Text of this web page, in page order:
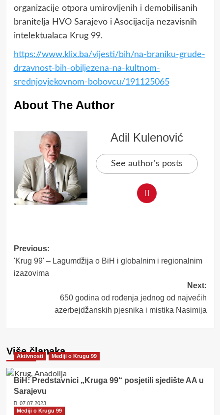
organizacije otpora umirovljenih i demobilisanih
branitelja HVO Sarajevo i Asocijacija nezavisnih
intelektualaca Krug 99.
https://www.klix.ba/vijesti/bih/na-braniku-grude-
drzavnost-bih-obiljezena-na-kultnom-
srednjovjekovnom-bobovcu/191125065
About The Author
Adil Kulenović
See author's posts
Post
navigation
Previous:
'Krug 99' – Lagumdžija o BiH i globalnim i regionalnim
izazovima
Next:
650 godina od rođenja jednog od najvećih
azerbejdžanskih pjesnika i mistika Nasimija
Više članaka
Aktivnosti Mediji o Krugu 99
BiH: Predstavnici „Kruga 99“ posjetili sjedište AA u
Sarajevu
07.07.2023
Mediji o Krugu 99